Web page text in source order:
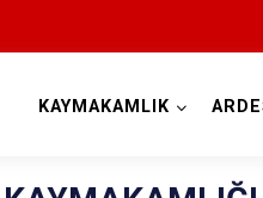
KAYMAKAMLIK